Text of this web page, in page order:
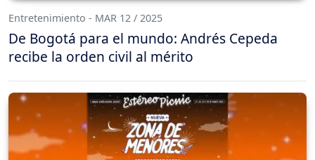
Entretenimiento - MAR 12 / 2025
De Bogotá para el mundo: Andrés Cepeda
recibe la orden civil al mérito